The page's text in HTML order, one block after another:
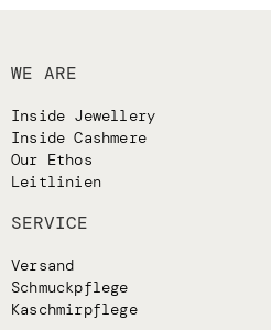
WE ARE
Inside Jewellery
Inside Cashmere
Our Ethos
Leitlinien
SERVICE
Versand
Schmuckpflege
Kaschmirpflege